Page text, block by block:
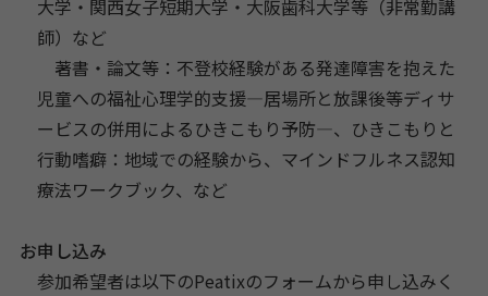
大学・関西女子短期大学・大阪歯科大学等（非常勤講
師）など
著書・論文等：不登校経験がある発達障害を抱えた
児童への福祉心理学的支援―居場所と放課後等ディサ
ービスの併用によるひきこもり予防―、ひきこもりと
行動嗜癖：地域での経験から、マインドフルネス認知
療法ワークブック、など
お申し込み
参加希望者は以下のPeatixのフォームから申し込みく